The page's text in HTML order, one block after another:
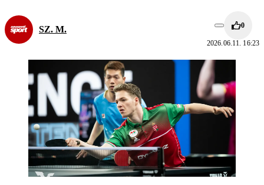
SZ. M. 0
2026.06.11. 16:23